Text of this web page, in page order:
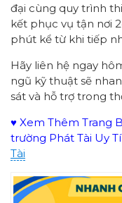
đại cùng quy trình
kết phục vụ tận nơi
phút kể từ khi tiếp
Hãy liên hệ ngay
ngũ kỹ thuật sẽ
sát và hỗ trợ trong
♥ Xem Thêm Trang
trường Phát Tài Uy
Tài